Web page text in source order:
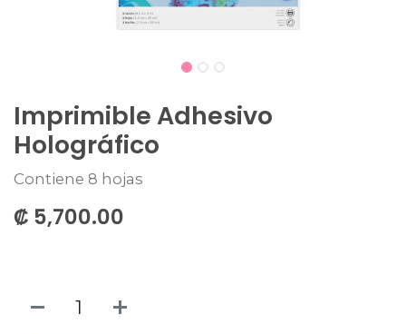
Imprimible Adhesivo
Holográfico
Contiene 8 hojas
₡ 5,700.00